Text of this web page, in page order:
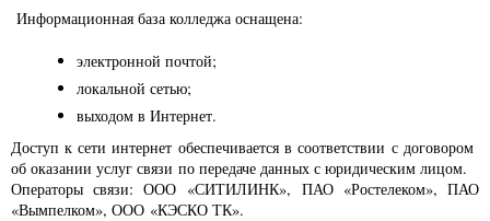
Информационная база колледжа оснащена:
электронной почтой;
локальной сетью;
выходом в Интернет.
Доступ к сети интернет обеспечивается в соответствии с договором
об оказании услуг связи по передаче данных с юридическим лицом.
Операторы связи: ООО «СИТИЛИНК», ПАО «Ростелеком», ПАО
«Вымпелком», ООО «КЭСКО ТК».